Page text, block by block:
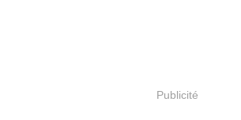
Publicité